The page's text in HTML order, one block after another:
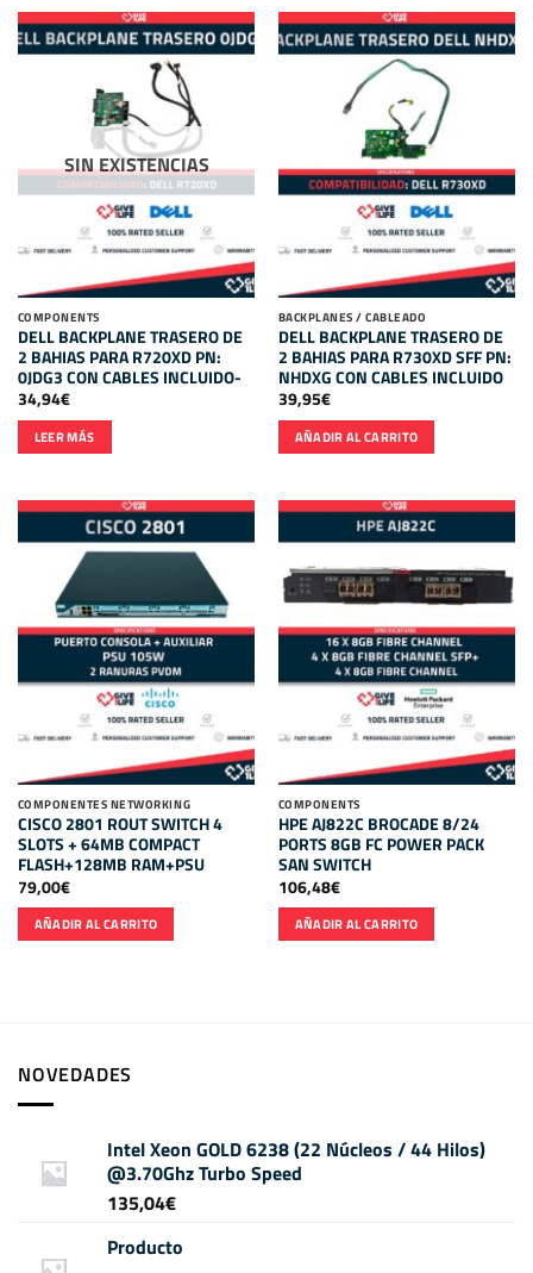
SIN EXISTENCIAS
COMPONENTS
DELL BACKPLANE TRASERO DE
2 BAHIAS PARA R720XD PN:
0JDG3 CON CABLES INCLUIDO-
34,94€
LEER MÁS
BACKPLANES / CABLEADO
DELL BACKPLANE TRASERO DE
2 BAHIAS PARA R730XD SFF PN:
NHDXG CON CABLES INCLUIDO
39,95€
AÑADIR AL CARRITO
COMPONENTES NETWORKING
CISCO 2801 ROUT SWITCH 4
SLOTS + 64MB COMPACT
FLASH+128MB RAM+PSU
79,00€
AÑADIR AL CARRITO
COMPONENTS
HPE AJ822C BROCADE 8/24
PORTS 8GB FC POWER PACK
SAN SWITCH
106,48€
AÑADIR AL CARRITO
NOVEDADES
Intel Xeon GOLD 6238 (22 Núcleos / 44 Hilos)
@3.70Ghz Turbo Speed
135,04€
Producto